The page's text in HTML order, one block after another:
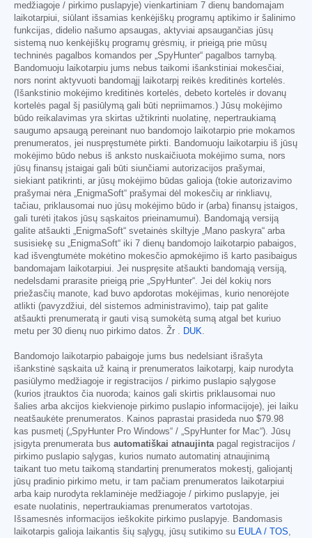
medžiagoje / pirkimo puslapyje) vienkartiniam 7 dienų bandomajam
laikotarpiui, siūlant išsamias kenkėjiškų programų aptikimo ir šalinimo
funkcijas, didelio našumo apsaugas, aktyviai apsaugančias jūsų
sistemą nuo kenkėjiškų programų grėsmių, ir prieigą prie mūsų
techninės pagalbos komandos per „SpyHunter“ pagalbos tarnybą.
Bandomuoju laikotarpiu jums nebus taikomi išankstiniai mokesčiai,
nors norint aktyvuoti bandomąjį laikotarpį reikės kreditinės kortelės.
(Išankstinio mokėjimo kreditinės kortelės, debeto kortelės ir dovanų
kortelės pagal šį pasiūlymą gali būti nepriimamos.) Jūsų mokėjimo
būdo reikalavimas yra skirtas užtikrinti nuolatinę, nepertraukiamą
saugumo apsaugą pereinant nuo bandomojo laikotarpio prie mokamos
prenumeratos, jei nuspręstumėte pirkti. Bandomuoju laikotarpiu iš jūsų
mokėjimo būdo nebus iš anksto nuskaičiuota mokėjimo suma, nors
jūsų finansų įstaigai gali būti siunčiami autorizacijos prašymai,
siekiant patikrinti, ar jūsų mokėjimo būdas galioja (tokie autorizavimo
prašymai nėra „EnigmaSoft“ prašymai dėl mokesčių ar rinkliavų,
tačiau, priklausomai nuo jūsų mokėjimo būdo ir (arba) finansų įstaigos,
gali turėti įtakos jūsų sąskaitos prieinamumui). Bandomąją versiją
galite atšaukti „EnigmaSoft“ svetainės skiltyje „Mano paskyra“ arba
susisiekę su „EnigmaSoft“ iki 7 dienų bandomojo laikotarpio pabaigos,
kad išvengtumėte mokėtino mokesčio apmokėjimo iš karto pasibaigus
bandomajam laikotarpiui. Jei nuspręsite atšaukti bandomąją versiją,
nedelsdami prarasite prieigą prie „SpyHunter“. Jei dėl kokių nors
priežasčių manote, kad buvo apdorotas mokėjimas, kurio nenorėjote
atlikti (pavyzdžiui, dėl sistemos administravimo), taip pat galite
atšaukti prenumeratą ir gauti visą sumokėtą sumą atgal bet kuriuo
metu per 30 dienų nuo pirkimo datos. Žr . DUK.
Bandomojo laikotarpio pabaigoje jums bus nedelsiant išrašyta
išankstinė sąskaita už kainą ir prenumeratos laikotarpį, kaip nurodyta
pasiūlymo medžiagoje ir registracijos / pirkimo puslapio sąlygose
(kurios įtrauktos čia nuoroda; kainos gali skirtis priklausomai nuo
šalies arba akcijos kiekvienoje pirkimo puslapio informacijoje), jei laiku
neatšaukėte prenumeratos. Kainos paprastai prasideda nuo $79.98
kas pusmetį („SpyHunter Pro Windows“ / „SpyHunter for Mac“). Jūsų
įsigyta prenumerata bus automatiškai atnaujintapagal registracijos /
pirkimo puslapio sąlygas, kurios numato automatinį atnaujinimą
taikant tuo metu taikomą standartinį prenumeratos mokestį, galiojantį
jūsų pradinio pirkimo metu, ir tam pačiam prenumeratos laikotarpiui
arba kaip nurodyta reklaminėje medžiagoje / pirkimo puslapyje, jei
esate nuolatinis, nepertraukiamas prenumeratos vartotojas.
Išsamesnės informacijos ieškokite pirkimo puslapyje. Bandomasis
laikotarpis galioja laikantis šių sąlygų, jūsų sutikimo su EULA / TOS,